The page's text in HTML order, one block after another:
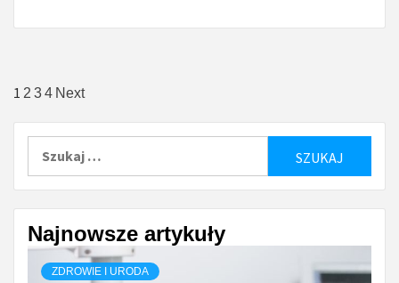
Stronicowanie
wpisów
1 2 34 Next
Najnowsze artykuły
ZDROWIE I URODA